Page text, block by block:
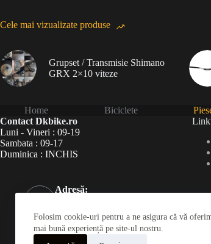
Folosim cookie-uri pentru a ne asigura că vă
mai bună experiență pe site-ul nostru.
Cele mai vizualizate produse
Grupset / Transmisie Shimano
GRX 2×10 viteze
Home Biciclete
Contact Dkbike.ro
Luni - Vineri : 09-19
Sambata : 09-17
Duminica : INCHIS
Adresă:
București 060787
Telefon:
031 826 0120